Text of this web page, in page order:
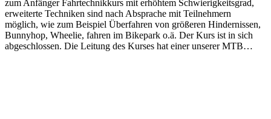
zum Anfänger Fahrtechnikkurs mit erhöhtem Schwierigkeitsgrad,
erweiterte Techniken sind nach Absprache mit Teilnehmern
möglich, wie zum Beispiel Überfahren von größeren Hindernissen,
Bunnyhop, Wheelie, fahren im Bikepark o.ä. Der Kurs ist in sich
abgeschlossen. Die Leitung des Kurses hat einer unserer MTB…